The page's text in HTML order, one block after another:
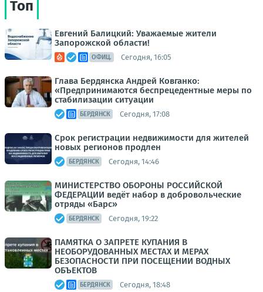
Топ
Евгений Балицкий: Уважаемые жители
Запорожской области!
ОФИЦ. Сегодня, 16:05
Глава Бердянска Андрей Ковганко:
«Предпринимаются беспрецедентные меры по
стабилизации ситуации
БЕРДЯНСК Сегодня, 17:08
Срок регистрации недвижимости для жителей
новых регионов продлен
БЕРДЯНСК Сегодня, 14:46
МИНИСТЕРСТВО ОБОРОНЫ РОССИЙСКОЙ
ФЕДЕРАЦИИ ведёт набор в добровольческие
отряды «Барс»
БЕРДЯНСК Сегодня, 19:22
ПАМЯТКА О ЗАПРЕТЕ КУПАНИЯ В
НЕОБОРУДОВАННЫХ МЕСТАХ И МЕРАХ
БЕЗОПАСНОСТИ ПРИ ПОСЕЩЕНИИ ВОДНЫХ
ОБЪЕКТОВ
БЕРДЯНСК Сегодня, 18:48